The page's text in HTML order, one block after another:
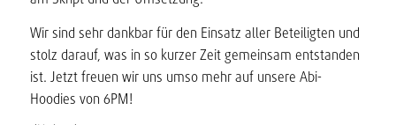
Wir sind sehr dankbar für den Einsatz aller Beteiligten und
stolz darauf, was in so kurzer Zeit gemeinsam entstanden
ist. Jetzt freuen wir uns umso mehr auf unsere Abi-
Hoodies von 6PM!